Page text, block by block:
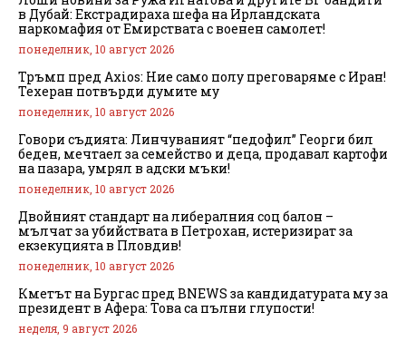
в Дубай: Екстрадираха шефа на Ирландската
наркомафия от Емирствата с военен самолет!
понеделник, 10 август 2026
Тръмп пред Axios: Ние само полу преговаряме с Иран!
Техеран потвърди думите му
понеделник, 10 август 2026
Говори съдията: Линчуваният “педофил” Георги бил
беден, мечтаел за семейство и деца, продавал картофи
на пазара, умрял в адски мъки!
понеделник, 10 август 2026
Двойният стандарт на либералния соц балон –
мълчат за убийствата в Петрохан, истеризират за
екзекуцията в Пловдив!
понеделник, 10 август 2026
Кметът на Бургас пред BNEWS за кандидатурата му за
президент в Афера: Това са пълни глупости!
неделя, 9 август 2026